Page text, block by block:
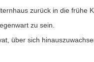
zurück in die frühe
zu sein.
über sich